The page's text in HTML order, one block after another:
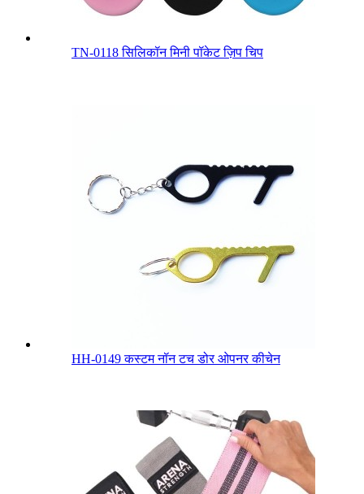
TN-0118 सिलिकॉन मिनी पॉकेट ज़िप चिप
HH-0149 कस्टम नॉन टच डोर ओपनर कीचेन